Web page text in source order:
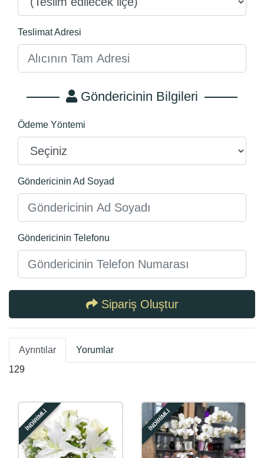
Teslimat Adresi
Göndericinin Bilgileri
Ödeme Yöntemi
Göndericinin Ad Soyad
Göndericinin Telefonu
Sipariş Oluştur
Ayrıntılar
Yorumlar
129
İNDİRİMLİ İNDİRİMLİ